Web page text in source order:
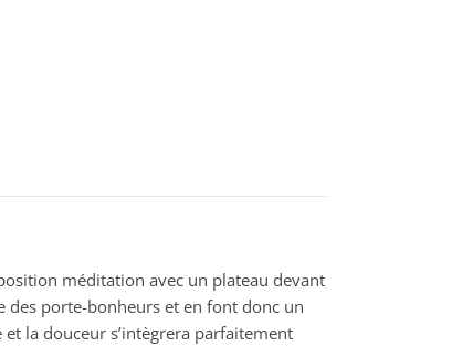
méditation avec un plateau devant
des porte-bonheurs et en font donc un
la douceur s’intègrera parfaitement